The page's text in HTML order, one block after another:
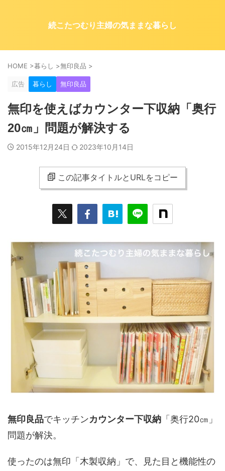
続こたつむり主婦の気ままな暮らし
HOME >暮らし >無印良品 >
広告 暮らし 無印良品
無印を使えばカウンター下収納「奥行
20㎝」問題が解決する
2015年12月24日 2023年10月14日
この記事タイトルとURLをコピー
無印良品でキッチンカウンター下収納 「奥行20㎝」
問題が解決。
使ったのは無印「木製収納」で、見た目と機能性の